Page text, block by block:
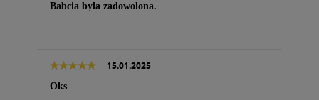
Babcia była zadowolona.
15.01.2025
Oks